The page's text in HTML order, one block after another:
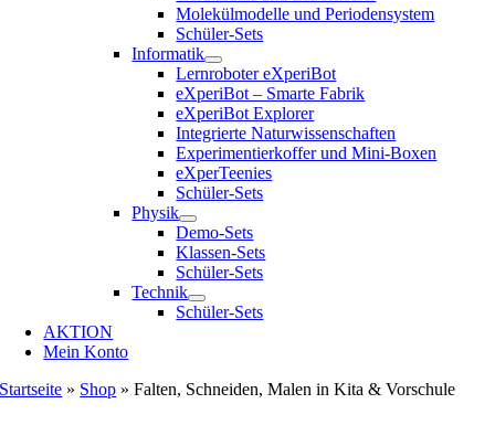
Molekülmodelle und Periodensystem
Schüler-Sets
Informatik
Lernroboter eXperiBot
eXperiBot – Smarte Fabrik
eXperiBot Explorer
Integrierte Naturwissenschaften
Experimentierkoffer und Mini-Boxen
eXperTeenies
Schüler-Sets
Physik
Demo-Sets
Klassen-Sets
Schüler-Sets
Technik
Schüler-Sets
AKTION
Mein Konto
Startseite » Shop »Falten, Schneiden, Malen in Kita & Vorschule